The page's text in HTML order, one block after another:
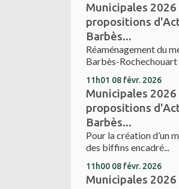
Municipales 2026
propositions
Barbès...
Réaménagement du
Barbès-Rochechouart
11h01 08 févr. 2026
Municipales 2026
propositions
Barbès...
Pour la création d’un
des biffins encadré...
11h00 08 févr. 2026
Municipales 2026